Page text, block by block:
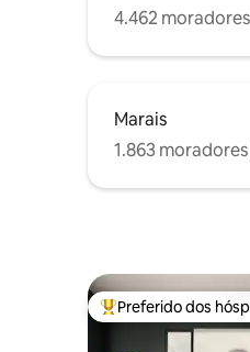
4.462
Marais
1.863
Entre os melhores
Preferido dos